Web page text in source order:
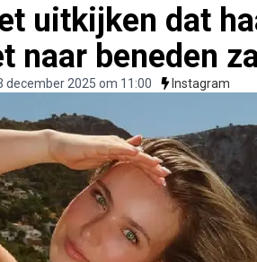
uitkijken dat
naar beneden
december 2025 om 11:00 Instagram